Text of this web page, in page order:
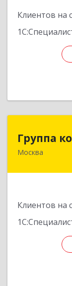
Клиентов на
Группа
Москва
Клиентов на
Группа
119334,